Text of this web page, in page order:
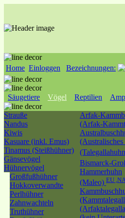
Home Einloggen Bezeichnungen:
Säugetiere Vögel Reptilien
Strauße
Nandus
Kiwis
Kasuare (inkl. Emus)
Tinamus (Steißhühner)
Gänsevögel
Hühnervögel
Großfußhühner
Hokkoverwandte
Perlhühner
Zahnwachteln
Truthühner
Arfak-
(Arfak-
Bismarck-
Hammerhuhn
(Maleo) EU